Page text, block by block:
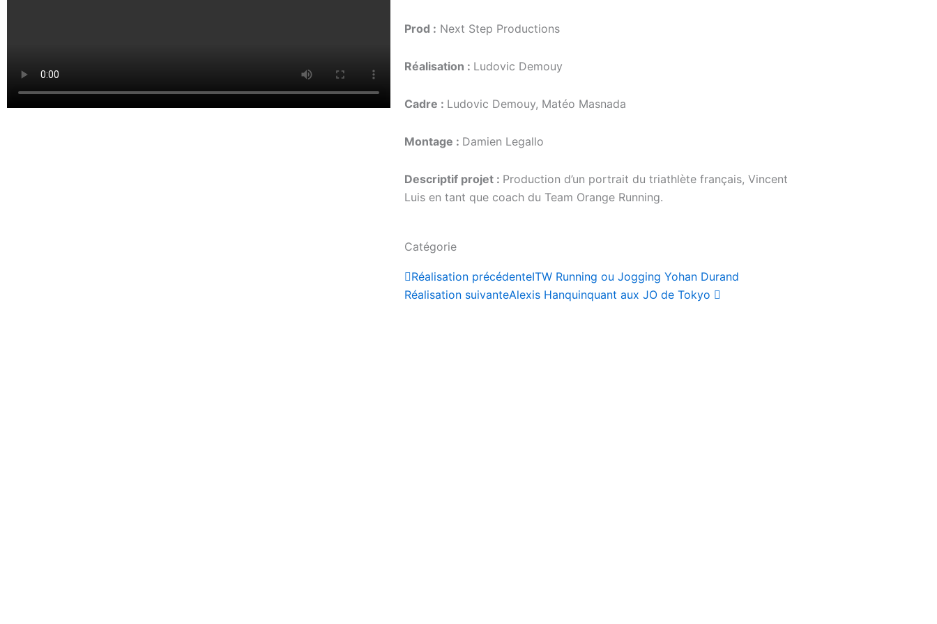
Prod : Next Step Productions
Réalisation : Ludovic Demouy
Cadre : Ludovic Demouy, Matéo Masnada
Montage : Damien Legallo
Descriptif projet : Production d’un portrait du triathlète français, Vincent
Luis en tant que coach du Team Orange Running.
Catégorie
Précédent
Réalisation précédenteITW Running ou Jogging Yohan Durand
Réalisation suivanteAlexis Hanquinquant aux JO de Tokyo
Suivant